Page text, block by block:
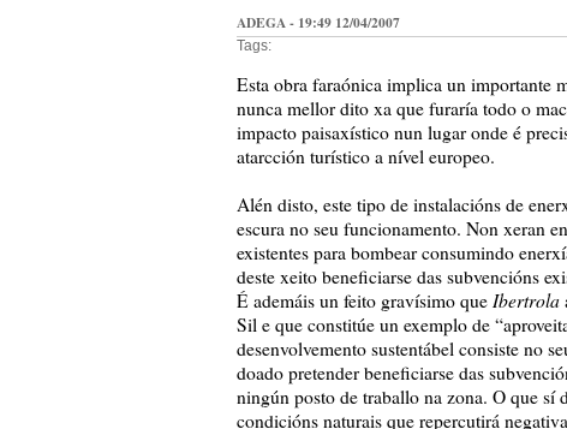
ADEGA - 19:49 12/04/2007
Tags:
Esta obra faraónica implica un importante
nunca mellor dito xa que furaría todo o
impacto paisaxístico nun lugar onde é
atarcción turístico a nível europeo.
Alén disto, este tipo de instalacións de
escura no seu funcionamento. Non xeran
existentes para bombear consumindo
deste xeito beneficiarse das subvencións
É ademáis un feito gravísimo que Ibertrola
Sil e que constitúe un exemplo de
desenvolvemento sustentábel consiste no
doado pretender beneficiarse das
ningún posto de traballo na zona. O que sí
condicións naturais que repercutirá